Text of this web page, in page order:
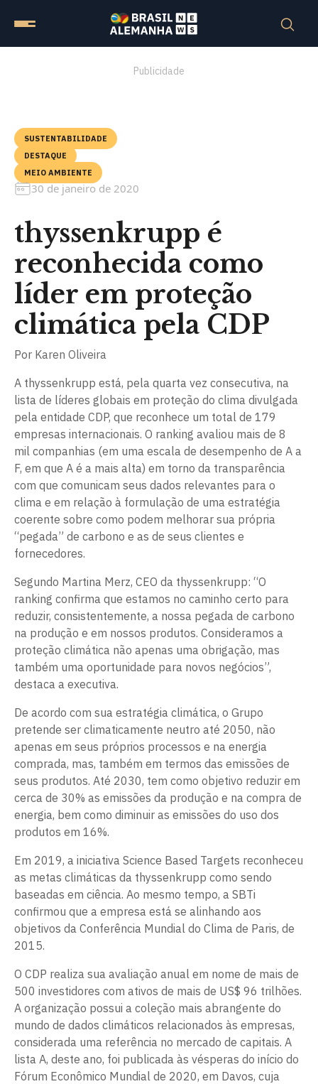
Publicidade
SUSTENTABILIDADE
DESTAQUE
MEIO AMBIENTE
30 de janeiro de 2020
thyssenkrupp é
reconhecida como
líder em proteção
climática pela CDP
Por Karen Oliveira
A thyssenkrupp está, pela quarta vez consecutiva, na
lista de líderes globais em proteção do clima divulgada
pela entidade CDP, que reconhece um total de 179
empresas internacionais. O ranking avaliou mais de 8
mil companhias (em uma escala de desempenho de A a
F, em que A é a mais alta) em torno da transparência
com que comunicam seus dados relevantes para o
clima e em relação à formulação de uma estratégia
coerente sobre como podem melhorar sua própria
“pegada” de carbono e as de seus clientes e
fornecedores.
Segundo Martina Merz, CEO da thyssenkrupp: “O
ranking confirma que estamos no caminho certo para
reduzir, consistentemente, a nossa pegada de carbono
na produção e em nossos produtos. Consideramos a
proteção climática não apenas uma obrigação, mas
também uma oportunidade para novos negócios”,
destaca a executiva.
De acordo com sua estratégia climática, o Grupo
pretende ser climaticamente neutro até 2050, não
apenas em seus próprios processos e na energia
comprada, mas, também em termos das emissões de
seus produtos. Até 2030, tem como objetivo reduzir em
cerca de 30% as emissões da produção e na compra de
energia, bem como diminuir as emissões do uso dos
produtos em 16%.
Em 2019, a iniciativa Science Based Targets reconheceu
as metas climáticas da thyssenkrupp como sendo
baseadas em ciência. Ao mesmo tempo, a SBTi
confirmou que a empresa está se alinhando aos
objetivos da Conferência Mundial do Clima de Paris, de
2015.
O CDP realiza sua avaliação anual em nome de mais de
500 investidores com ativos de mais de US$ 96 trilhões.
A organização possui a coleção mais abrangente do
mundo de dados climáticos relacionados às empresas,
considerada uma referência no mercado de capitais. A
lista A, deste ano, foi publicada às vésperas do início do
Fórum Econômico Mundial de 2020, em Davos, cuja